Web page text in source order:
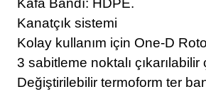
Kafa Bandı: HDPE.
Kanatçık sistemi
Kolay kullanım için One-D
3 sabitleme noktalı çıkarılabilir
Değiştirilebilir termoform ter